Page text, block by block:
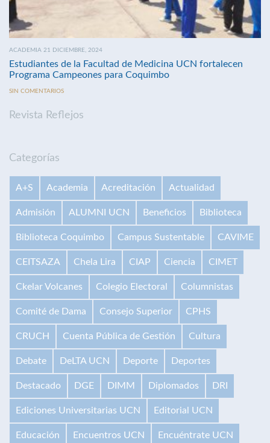
ACADEMIA 21 DICIEMBRE, 2024
Estudiantes de la Facultad de Medicina UCN fortalecen
Programa Campeones para Coquimbo
SIN COMENTARIOS
Revista Reflejos
Categorías
A+S Academia Acreditación Actualidad
Admisión ALUMNI UCN Beneficios Biblioteca
Biblioteca Coquimbo Campus Sustentable CAVIME
CEITSAZA Chela Lira CIAP Ciencia CIMET
Ckelar Volcanes Colegio Electoral Columnistas
Comité de Dama Consejo Superior CPHS
CRUCH Cuenta Pública de Gestión Cultura
Debate DeLTA UCN Deporte Deportes
Destacado DGE DIMM Diplomados DRI
Ediciones Universitarias UCN Editorial UCN
Educación Encuentros UCN Encuéntrate UCN